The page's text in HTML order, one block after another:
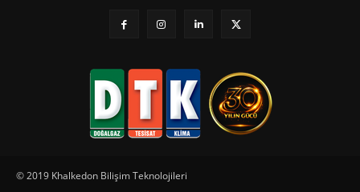
© 2019 Khalkedon Bilişim Teknolojileri